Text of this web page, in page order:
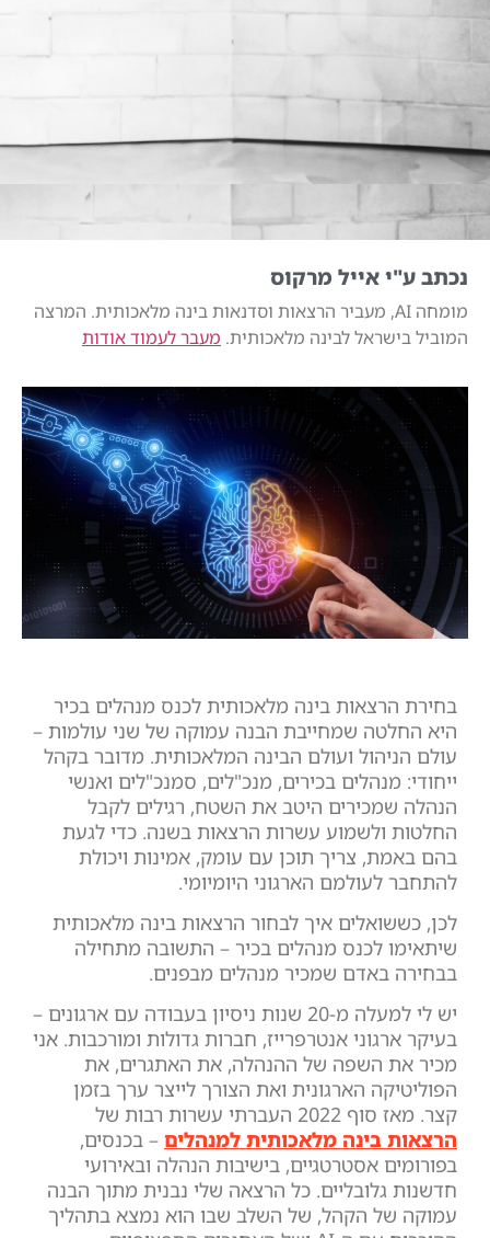
נכתב ע"י אייל מרקוס
מומחה AI, מעביר הרצאות וסדנאות בינה מלאכותית. המרצה
המוביל בישראל לבינה מלאכותית. מעבר לעמוד אודות
בחירת הרצאות בינה מלאכותית לכנס מנהלים בכיר
היא החלטה שמחייבת הבנה עמוקה של שני עולמות –
עולם הניהול ועולם הבינה המלאכותית. מדובר בקהל
ייחודי: מנהלים בכירים, מנכ"לים, סמנכ"לים ואנשי
הנהלה שמכירים היטב את השטח, רגילים לקבל
החלטות ולשמוע עשרות הרצאות בשנה. כדי לגעת
בהם באמת, צריך תוכן עם עומק, אמינות ויכולת
להתחבר לעולמם הארגוני היומיומי.
לכן, כששואלים איך לבחור הרצאות בינה מלאכותית
שיתאימו לכנס מנהלים בכיר – התשובה מתחילה
בבחירה באדם שמכיר מנהלים מבפנים.
יש לי למעלה מ-20 שנות ניסיון בעבודה עם ארגונים –
בעיקר ארגוני אנטרפרייז, חברות גדולות ומורכבות. אני
מכיר את השפה של ההנהלה, את האתגרים, את
הפוליטיקה הארגונית ואת הצורך לייצר ערך בזמן
קצר. מאז סוף 2022 העברתי עשרות רבות של
הרצאות בינה מלאכותית למנהלים – בכנסים,
בפורומים אסטרטגיים, בישיבות הנהלה ובאירועי
חדשנות גלובליים. כל הרצאה שלי נבנית מתוך הבנה
עמוקה של הקהל, של השלב שבו הוא נמצא בתהליך